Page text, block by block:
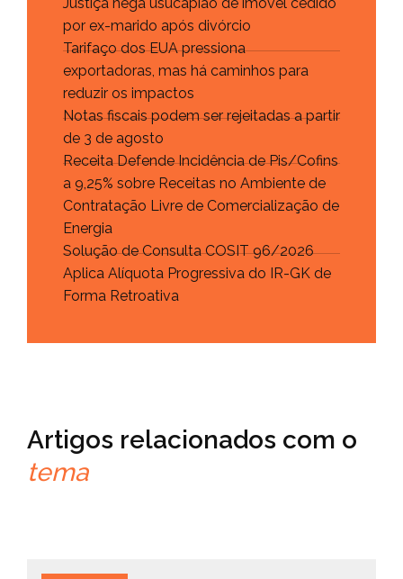
Justiça nega usucapião de imóvel cedido
por ex-marido após divórcio
Tarifaço dos EUA pressiona
exportadoras, mas há caminhos para
reduzir os impactos
Notas fiscais podem ser rejeitadas a partir
de 3 de agosto
Receita Defende Incidência de Pis/Cofins
a 9,25% sobre Receitas no Ambiente de
Contratação Livre de Comercialização de
Energia
Solução de Consulta COSIT 96/2026
Aplica Alíquota Progressiva do IR-GK de
Forma Retroativa
Artigos relacionados com o
tema